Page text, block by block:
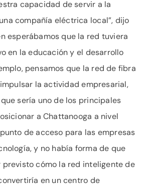
capacidad de servir a la
compañía eléctrica local”, dijo
esperábamos que la red tuviera
en la educación y el desarrollo
pensamos que la red de fibra
la actividad empresarial,
sería uno de los principales
a Chattanooga a nivel
de acceso para las empresas
y no había forma de que
previsto cómo la red inteligente de
en un centro de